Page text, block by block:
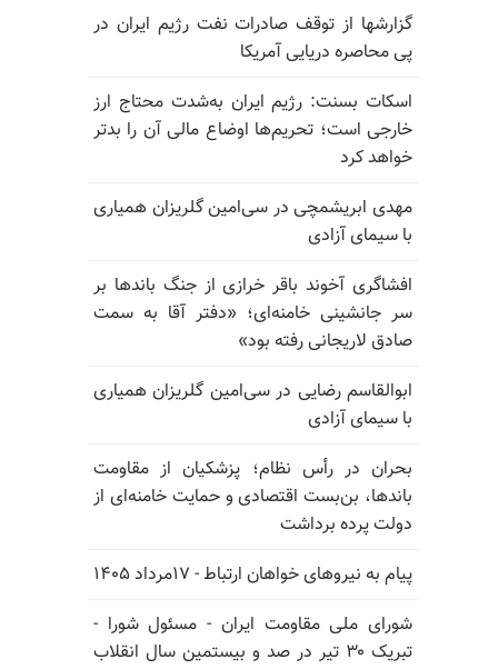
گزارشها از توقف صادرات نفت رژیم ایران در
پی محاصره دریایی آمریکا
اسکات بسنت: رژیم ایران به‌شدت محتاج ارز
خارجی است؛ تحریم‌ها اوضاع مالی آن را بدتر
خواهد کرد
مهدی ابریشمچی در سی‌امین گلریزان همیاری
با سیمای آزادی
افشاگری آخوند باقر خرازی از جنگ باندها بر
سر جانشینی خامنه‌ای؛ «دفتر آقا به سمت
صادق لاریجانی رفته بود»
ابوالقاسم رضایی در سی‌امین گلریزان همیاری
با سیمای آزادی
بحران در رأس نظام؛ پزشکیان از مقاومت
باندها، بن‌بست اقتصادی و حمایت خامنه‌ای از
دولت پرده برداشت
پیام به نیروهای خواهان ارتباط - ۱۷مرداد ۱۴۰۵
شورای ملی مقاومت ایران - مسئول شورا -
تبریک ۳۰ تیر در صد و بیستمین سال انقلاب